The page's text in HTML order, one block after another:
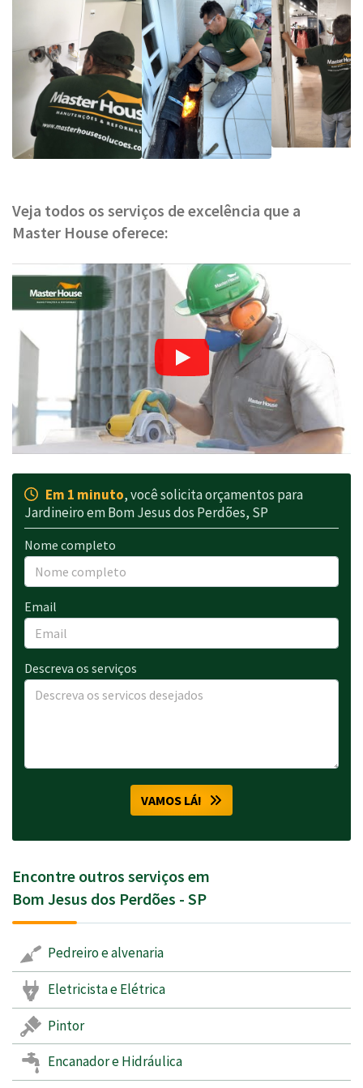
Veja todos os serviços de excelência que a
Master House oferece:
Em 1 minuto, você solicita orçamentos para
Jardineiro em Bom Jesus dos Perdões, SP
Nome completo
Email
Descreva os serviços
VAMOS LÁ!
Encontre outros serviços em
Bom Jesus dos Perdões - SP
Pedreiro e alvenaria
Eletricista e Elétrica
Pintor
Encanador e Hidráulica